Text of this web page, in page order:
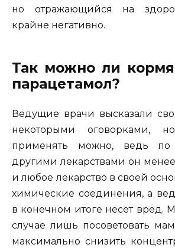
но отражающийся на
крайне негативно.
Так можно ли
парацетамол?
Ведущие врачи высказали
некоторыми оговорками,
применять можно, ведь
другими лекарствами он
и любое лекарство в своей
химические соединения, а
в конечном итоге несет вред.
случае лишь посоветовать
максимально снизить